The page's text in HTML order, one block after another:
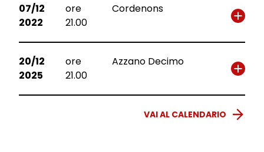
07/12
2022
ore
21.00
Cordenons
20/12
2025
ore
21.00
Azzano Decimo
VAI AL CALENDARIO